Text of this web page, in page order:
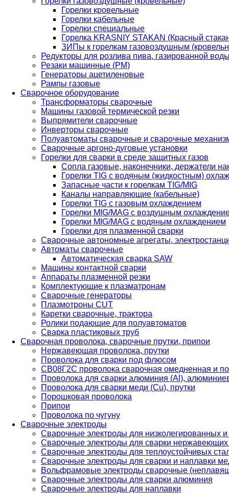
Горелки кровельные
Горелки кабельные
Горелки специальные
Горелка KRASNIY STAKAN (Красный
ЗИПы к горелкам газовоздушным
Редукторы для розлива пива, газированной
Резаки машинные (РМ)
Генераторы ацетиленовые
Рампы газовые
Сварочное оборудование
Трансформаторы сварочные
Машины газовой термической резки
Выпрямители сварочные
Инверторы сварочные
Полуавтоматы сварочные и сварочные
Сварочные аргоно-дуговые установки
Горелки для сварки в среде защитных газов
Сопла газовые, наконечники, держатели
Горелки TIG с водяным (жидкостным)
Запасные части к горелкам TIG/MIG
Каналы направляющие (кабельные)
Горелки TIG с газовым охлаждением
Горелки MIG/MAG с воздушным
Горелки MIG/MAG с водяным охлаждением
Горелки для плазменной сварки
Сварочные автономные агрегаты,
Автоматы сварочные
Автоматическая сварка SAW
Машины контактной сварки
Аппараты плазменной резки
Комплектующие к плазматронам
Сварочные генераторы
Плазмотроны CUT
Каретки сварочные, трактора
Ролики подающие для полуавтоматов
Сварка пластиковых труб
Сварочная проволока, сварочные прутки, припои
Нержавеющая проволока, прутки
Проволока для сварки под флюсом
СВ08Г2С проволока сварочная омедненная и
Проволока для сварки алюминия (Al),
Проволока для сварки меди (Cu), прутки
Порошковая проволока
Припои
Проволока по чугуну
Сварочные электроды
Сварочные электроды для низколегированных и
Сварочные электроды для сварки
Сварочные электроды для теплоустойчивых
Сварочные электроды для сварки и наплавки
Вольфрамовые электроды сварочные
Сварочные электроды для сварки алюминия
Сварочные электроды для наплавки